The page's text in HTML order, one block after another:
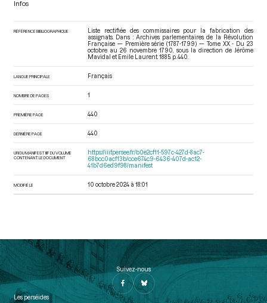
Infos
RÉFÉRENCE BIBLIOGRAPHIQUE
Liste rectifiée des commissaires pour la fabrication des
assignats. Dans : Archives parlementaires de la Révolution
Française — Première série (1787-1799) — Tome XX - Du 23
octobre au 26 novembre 1790
, sous la direction de Jérôme
Mavidal et Emile Laurent. 1885. p. 440.
LANGUE PRINCIPALE Français
NOMBRE DE PAGES 1
PREMIÈRE PAGE 440
DERNIÈRE PAGE 440
URI DU MANIFEST IIIF DU VOLUME
CONTENANT LE DOCUMENT
https://iiif.persee.fr/b0e2cf11-597c-427d-8ac7-
68bcc0acf13b/cce674c9-6436-407d-ac12-
41b7d6ed9f98/manifest
MODIFIÉ LE 10 octobre 2024 à 18:01
Suivez-nous
Les perséides